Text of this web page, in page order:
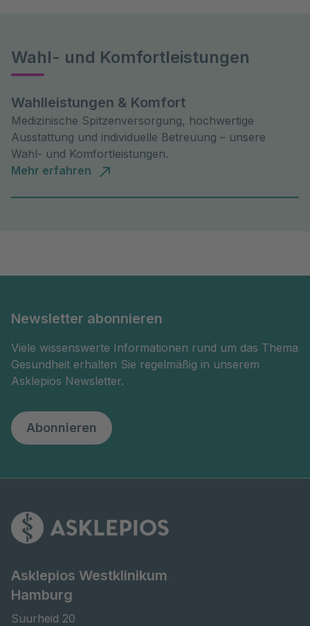
Wahl- und Komfortleistungen
Wahlleistungen & Komfort
Medizinische Spitzenversorgung, hochwertige
Ausstattung und individuelle Betreuung – unsere
Wahl- und Komfortleistungen.
Mehr erfahren
Newsletter abonnieren
Viele wissenswerte Informationen rund um das Thema
Gesundheit erhalten Sie regelmäßig in unserem
Asklepios Newsletter.
Abonnieren
Asklepios Westklinikum
Hamburg
Suurheid 20